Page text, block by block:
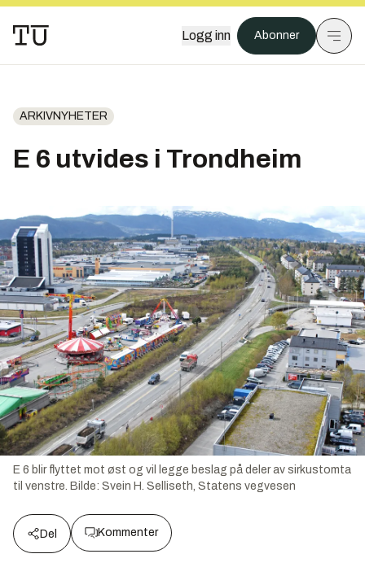
Logg inn Abonner
ARKIVNYHETER
E 6 utvides i Trondheim
E 6 blir flyttet mot øst og vil legge beslag på deler av sirkustomta
til venstre. Bilde: Svein H. Selliseth, Statens vegvesen
Del Kommenter